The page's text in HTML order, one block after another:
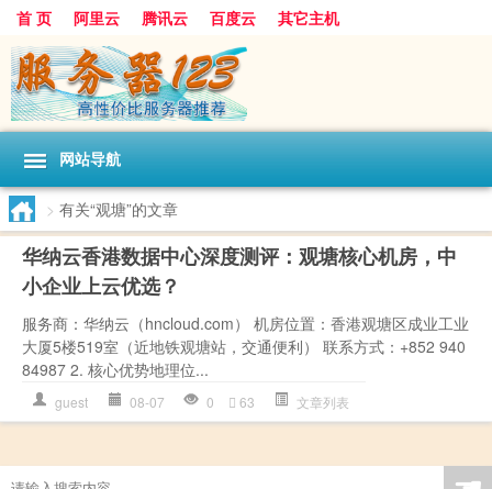
首 页 阿里云 腾讯云 百度云 其它主机
网站导航
> 有关“观塘”的文章
华纳云香港数据中心深度测评：观塘核心机房，中
小企业上云优选？
服务商：华纳云（hncloud.com） 机房位置：香港观塘区成业工业
大厦5楼519室（近地铁观塘站，交通便利） 联系方式：+852 940
84987 2. 核心优势地理位...
guest 08-07 0 63 文章列表